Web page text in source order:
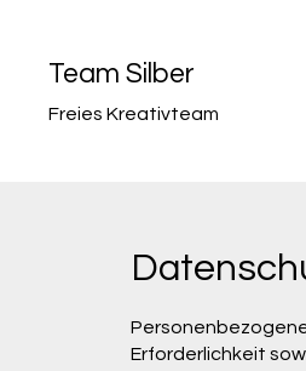
Team Silber
Freies Kreativteam
Erforderlichkeit